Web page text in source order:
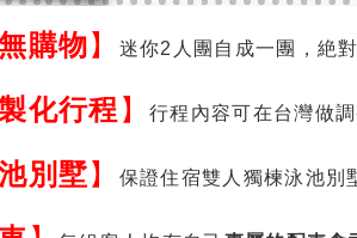
購物】 迷你2人團自成一團，絶
化行程 】行程內容可在台灣做
別墅】 保證住宿雙人獨楝泳池別